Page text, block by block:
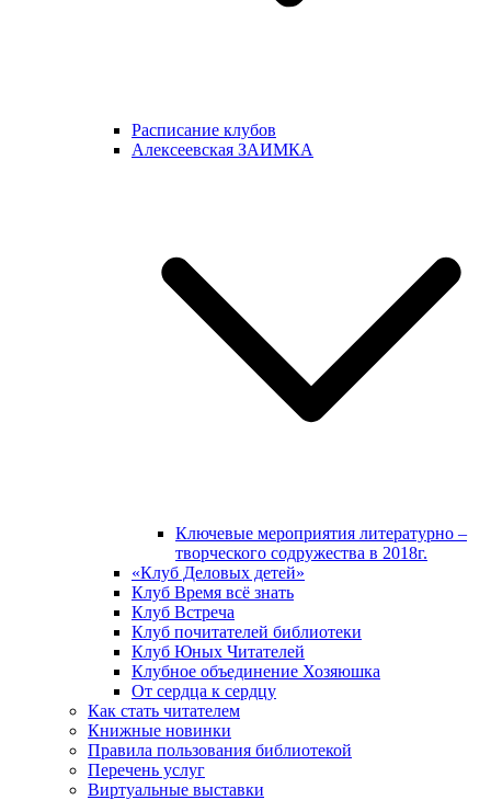
Расписание клубов
Алексеевская ЗАИМКА
Ключевые мероприятия литературно –
творческого содружества в 2018г.
«Клуб Деловых детей»
Клуб Время всё знать
Клуб Встреча
Клуб почитателей библиотеки
Клуб Юных Читателей
Клубное объединение Хозяюшка
От сердца к сердцу
Как стать читателем
Книжные новинки
Правила пользования библиотекой
Перечень услуг
Виртуальные выставки